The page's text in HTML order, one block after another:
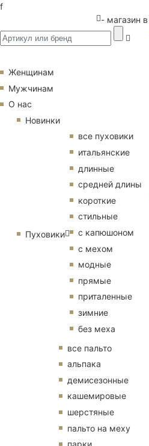
f
- магазин
Женщинам
Мужчинам
О нас
Новинки
Пуховики
все пуховики
итальянские
длинные
средней длины
короткие
стильные
с капюшоном
с мехом
модные
прямые
приталенные
зимние
без меха
все пальто
альпака
демисезонные
кашемировые
шерстяные
пальто на меху